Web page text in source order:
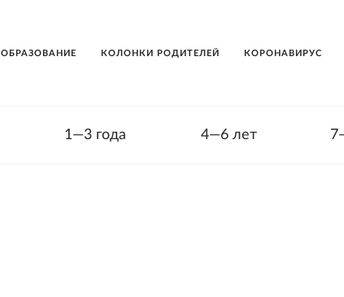
ОБРАЗОВАНИЕ КОЛОНКИ РОДИТЕЛЕЙ КОРОНАВИРУС
1—3 года 4—6 лет